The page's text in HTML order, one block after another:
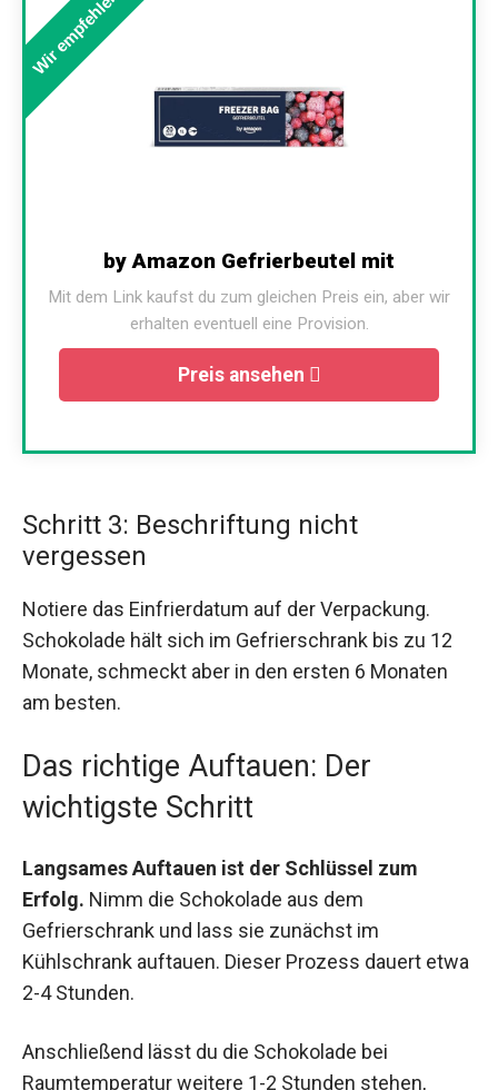
Wir empfehlen
by Amazon Gefrierbeutel mit
Mit dem Link kaufst du zum gleichen Preis ein, aber wir
erhalten eventuell eine Provision.
Preis ansehen
Schritt 3: Beschriftung nicht
vergessen
Notiere das Einfrierdatum auf der Verpackung.
Schokolade hält sich im Gefrierschrank bis zu 12
Monate, schmeckt aber in den ersten 6 Monaten
am besten.
Das richtige Auftauen: Der
wichtigste Schritt
Langsames Auftauen ist der Schlüssel zum
Erfolg. Nimm die Schokolade aus dem
Gefrierschrank und lass sie zunächst im
Kühlschrank auftauen. Dieser Prozess dauert etwa
2-4 Stunden.
Anschließend lässt du die Schokolade bei
Raumtemperatur weitere 1-2 Stunden stehen,